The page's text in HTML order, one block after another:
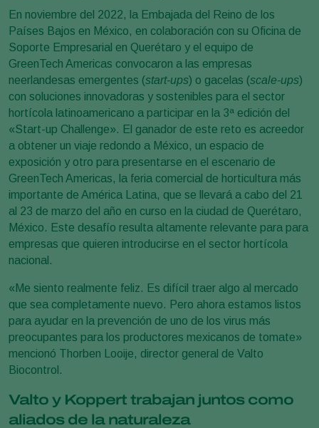
En noviembre del 2022, la Embajada del Reino de los
Países Bajos en México, en colaboración con su Oficina de
Soporte Empresarial en Querétaro y el equipo de
GreenTech Americas convocaron a las empresas
neerlandesas emergentes (start-ups) o gacelas (scale-ups)
con soluciones innovadoras y sostenibles para el sector
hortícola latinoamericano a participar en la 3ª edición del
«Start-up Challenge». El ganador de este reto es acreedor
a obtener un viaje redondo a México, un espacio de
exposición y otro para presentarse en el escenario de
GreenTech Americas, la feria comercial de horticultura más
importante de América Latina, que se llevará a cabo del 21
al 23 de marzo del año en curso en la ciudad de Querétaro,
México. Este desafío resulta altamente relevante para para
empresas que quieren introducirse en el sector hortícola
nacional.
«Me siento realmente feliz. Es difícil traer algo al mercado
que sea completamente nuevo. Pero ahora estamos listos
para ayudar en la prevención de uno de los virus más
preocupantes para los productores mexicanos de tomate»
mencionó Thorben Looije, director general de Valto
Biocontrol.
Valto y Koppert trabajan juntos como
aliados de la naturaleza